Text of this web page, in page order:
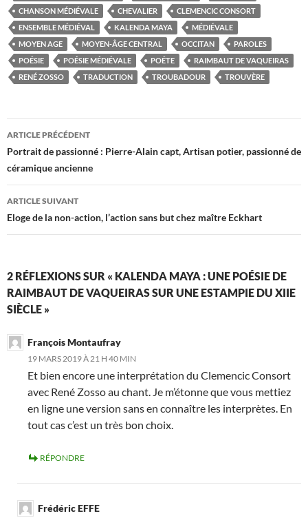
CHANSON MÉDIÉVALE
CHEVALIER
CLEMENCIC CONSORT
ENSEMBLE MÉDIÉVAL
KALENDA MAYA
MÉDIÉVALE
MOYEN AGE
MOYEN-ÂGE CENTRAL OCCITAN
PAROLES
POÉSIE
POÉSIE MÉDIÉVALE POÉTE
RAIMBAUT DE VAQUEIRAS
RENÉ ZOSSO
TRADUCTION TROUBADOUR TROUVÈRE
Navigation
des
articles
ARTICLE PRÉCÉDENT
Portrait de passionné : Pierre-Alain capt, Artisan potier, passionné de
céramique ancienne
ARTICLE SUIVANT
Eloge de la non-action, l’action sans but chez maître Eckhart
2 RÉFLEXIONS SUR « KALENDA MAYA : UNE POÉSIE DE
RAIMBAUT DE VAQUEIRAS SUR UNE ESTAMPIE DU XIIE
SIÈCLE »
François Montaufray
19 MARS 2019 À 21 H 40 MIN
Et bien encore une interprétation du Clemencic Consort
avec René Zosso au chant. Je m’étonne que vous mettiez
en ligne une version sans en connaître les interprètes. En
tout cas c’est un très bon choix.
RÉPONDRE
Frédéric EFFE